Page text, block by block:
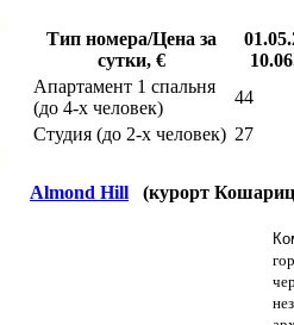
Тип номера/Цена за
сутки, €
Апартамент 1 спальня
(до 4-х человек)
44
Студия (до 2-х человек) 27
Almond Hill (курорт